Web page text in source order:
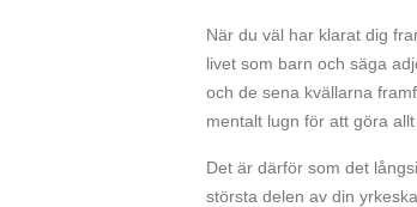
När du väl har klarat dig
livet som barn och säga
och de sena kvällarna
mentalt lugn för att göra
Det är därför som det
största delen av din